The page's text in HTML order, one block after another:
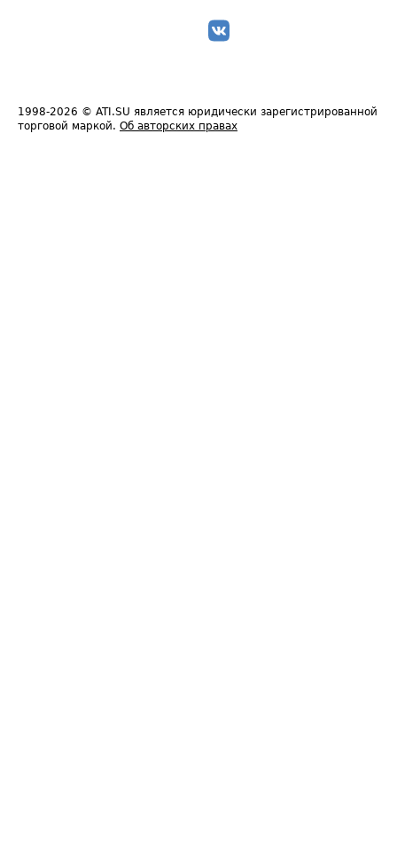
1998-2026 © ATI.SU является юридически зарегистрированной
торговой маркой. Об авторских правах